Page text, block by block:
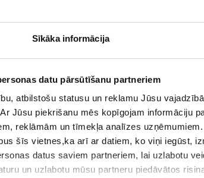
Sīkāka informācija
datu pārsūtīšanu partneriem
atbilstošu statusu un reklamu Jūsu
Jūsu piekrišanu mēs kopīgojam informāciju
reklāmām un tīmekļa analīzes
šīs vietnes,ka arī ar datiem, ko viņi iegūst,
datus saviem partneriem, lai uzlabotu
un uzlabotu mūsu partneru piedāvātos
jābūt
Jaunā 4F tenisa un padela kolekcija.
Sportiska funkcionalitāte satiekas ar
mūsdienīgu stilu